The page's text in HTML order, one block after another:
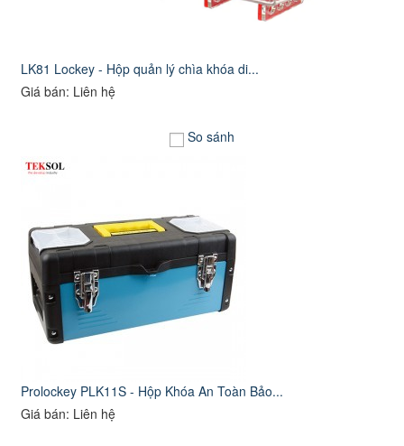
LK81 Lockey - Hộp quản lý chìa khóa di...
Giá bán: Liên hệ
So sánh
Prolockey PLK11S - Hộp Khóa An Toàn Bảo...
Giá bán: Liên hệ